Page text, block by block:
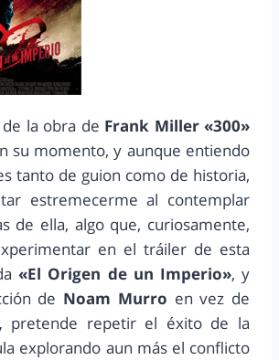
la obra de Frank Miller «300»
su momento, y aunque entiendo
tanto de guion como de historia,
estremecerme al contemplar
de ella, algo que, curiosamente,
en el tráiler de esta
«El Origen de un Imperio», y
de Noam Murro en vez de
pretende repetir el éxito de la
explorando aun más el conflicto